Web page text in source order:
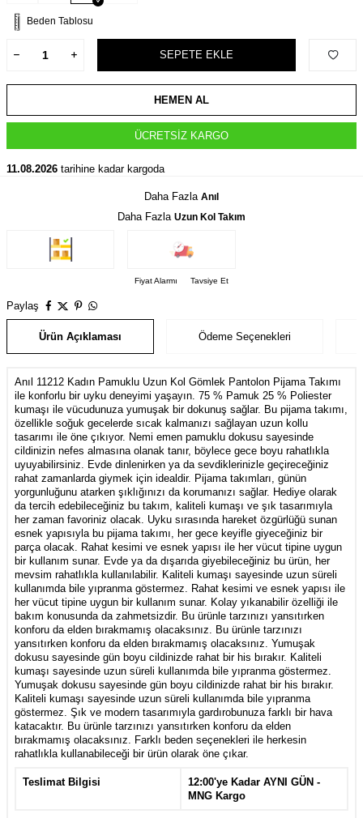
Beden Tablosu
SEPETE EKLE
HEMEN AL
ÜCRETSIZ KARGO
11.08.2026 tarihine kadar kargoda
Daha Fazla Anıl
Daha Fazla Uzun Kol Takım
Fiyat Alarmı Tavsiye Et
Paylaş
Ürün Açıklaması Ödeme Seçenekleri
Anıl 11212 Kadın Pamuklu Uzun Kol Gömlek Pantolon Pijama Takımı
ile konforlu bir uyku deneyimi yaşayın. 75 % Pamuk 25 % Poliester
kumaşı ile vücudunuza yumuşak bir dokunuş sağlar. Bu pijama takımı,
özellikle soğuk gecelerde sıcak kalmanızı sağlayan uzun kollu
tasarımı ile öne çıkıyor. Nemi emen pamuklu dokusu sayesinde
cildinizin nefes almasına olanak tanır, böylece gece boyu rahatlıkla
uyuyabilirsiniz. Evde dinlenirken ya da sevdiklerinizle geçireceğiniz
rahat zamanlarda giymek için idealdir. Pijama takımları, günün
yorgunluğunu atarken şıklığınızı da korumanızı sağlar. Hediye olarak
da tercih edebileceğiniz bu takım, kaliteli kumaşı ve şık tasarımıyla
her zaman favoriniz olacak. Uyku sırasında hareket özgürlüğü sunan
esnek yapısıyla bu pijama takımı, her gece keyifle giyeceğiniz bir
parça olacak. Rahat kesimi ve esnek yapısı ile her vücut tipine uygun
bir kullanım sunar. Evde ya da dışarıda giyebileceğiniz bu ürün, her
mevsim rahatlıkla kullanılabilir. Kaliteli kumaşı sayesinde uzun süreli
kullanımda bile yıpranma göstermez. Rahat kesimi ve esnek yapısı ile
her vücut tipine uygun bir kullanım sunar. Kolay yıkanabilir özelliği ile
bakım konusunda da zahmetsizdir. Bu ürünle tarzınızı yansıtırken
konforu da elden bırakmamış olacaksınız. Bu ürünle tarzınızı
yansıtırken konforu da elden bırakmamış olacaksınız. Yumuşak
dokusu sayesinde gün boyu cildinizde rahat bir his bırakır. Kaliteli
kumaşı sayesinde uzun süreli kullanımda bile yıpranma göstermez.
Yumuşak dokusu sayesinde gün boyu cildinizde rahat bir his bırakır.
Kaliteli kumaşı sayesinde uzun süreli kullanımda bile yıpranma
göstermez. Şık ve modern tasarımıyla gardırobunuza farklı bir hava
katacaktır. Bu ürünle tarzınızı yansıtırken konforu da elden
bırakmamış olacaksınız. Farklı beden seçenekleri ile herkesin
rahatlıkla kullanabileceği bir ürün olarak öne çıkar.
Teslimat Bilgisi
12:00'ye Kadar AYNI GÜN -
MNG Kargo